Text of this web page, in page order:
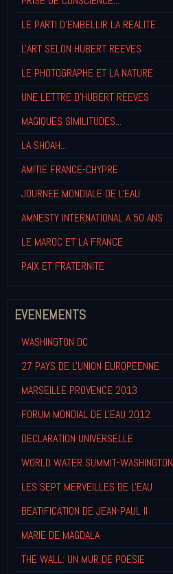
LE PARTI D'EMBELLIR LA REALITE
L'ART SELON HUBERT REEVES
LE PHOTOGRAPHE ET LA NATURE
UNE LETTRE D'HUBERT REEVES
MAGIQUES SIMILITUDES...
LA SHOAH...
AMITIE FRANCE-CHYPRE
JOURNEE MONDIALE DE L'EAU
AMNESTY INTERNATIONAL A 50 ANS
LE MAROC ET LA FRANCE
PAIX ET FRATERNITE
EVENEMENTS
WASHINGTON DC
27 PAYS DE L'UNION EUROPEENNE
MARSEILLE PROVENCE 2013
FORUM MONDIAL DE L'EAU 2012
DECLARATION UNIVERSELLE
WORLD WATER SUMMIT-WASHINGTON
LES SEPT MERVEILLES DE L'EAU
BEATIFICATION DE JEAN-PAUL II
MARIE DE MAGDALA
THE WALL: UN MUR DE POESIE